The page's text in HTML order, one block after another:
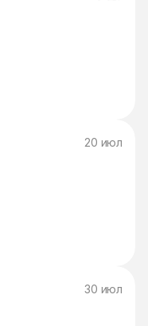
20 июл
30 июл